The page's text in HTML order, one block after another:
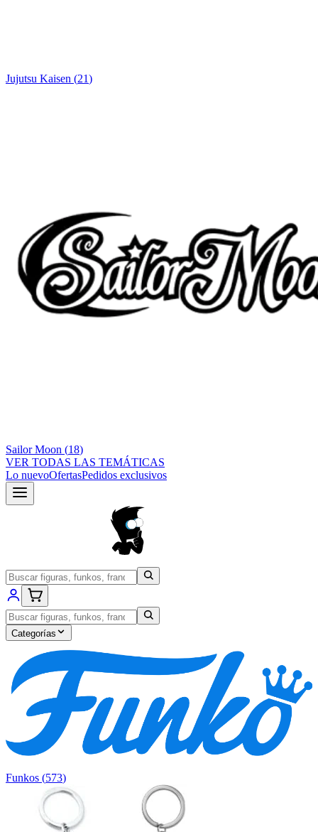
Jujutsu Kaisen (21)
Sailor Moon (18)
VER TODAS LAS TEMÁTICAS
Lo nuevoOfertasPedidos exclusivos
Categorías
Funkos (573)